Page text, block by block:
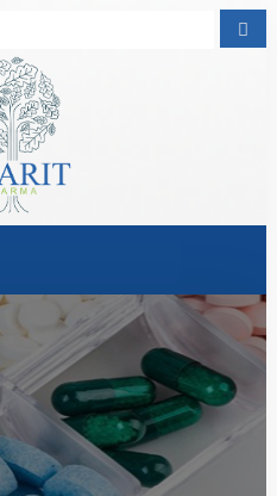
الصفحة الرئيسية
من نحـــن
نشاط الشركة